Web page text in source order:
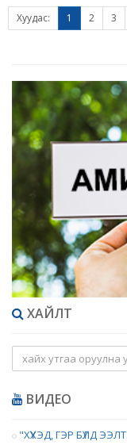
Хуудас: 1 2 3
ХАЙЛТ
ВИДЕО
"ХҮҮХЭД, ГЭР БҮЛД